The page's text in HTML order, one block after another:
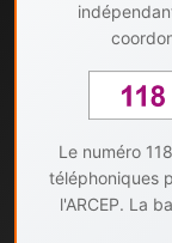
Le numéro
téléphoniques
l'ARCEP. La